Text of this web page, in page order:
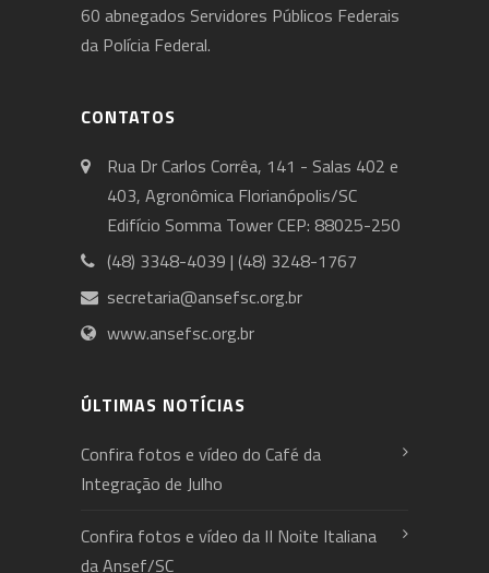
60 abnegados Servidores Públicos Federais
da Polícia Federal.
CONTATOS
Rua Dr Carlos Corrêa, 141 - Salas 402 e
403, Agronômica Florianópolis/SC
Edifício Somma Tower CEP: 88025-250
(48) 3348-4039 | (48) 3248-1767
secretaria@ansefsc.org.br
www.ansefsc.org.br
ÚLTIMAS NOTÍCIAS
Confira fotos e vídeo do Café da
Integração de Julho
Confira fotos e vídeo da II Noite Italiana
da Ansef/SC